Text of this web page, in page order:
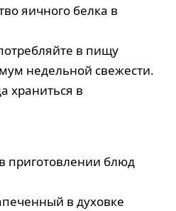
яичного белка в
в пищу
недельной свежести.
храниться в
приготовлении блюд
в духовке